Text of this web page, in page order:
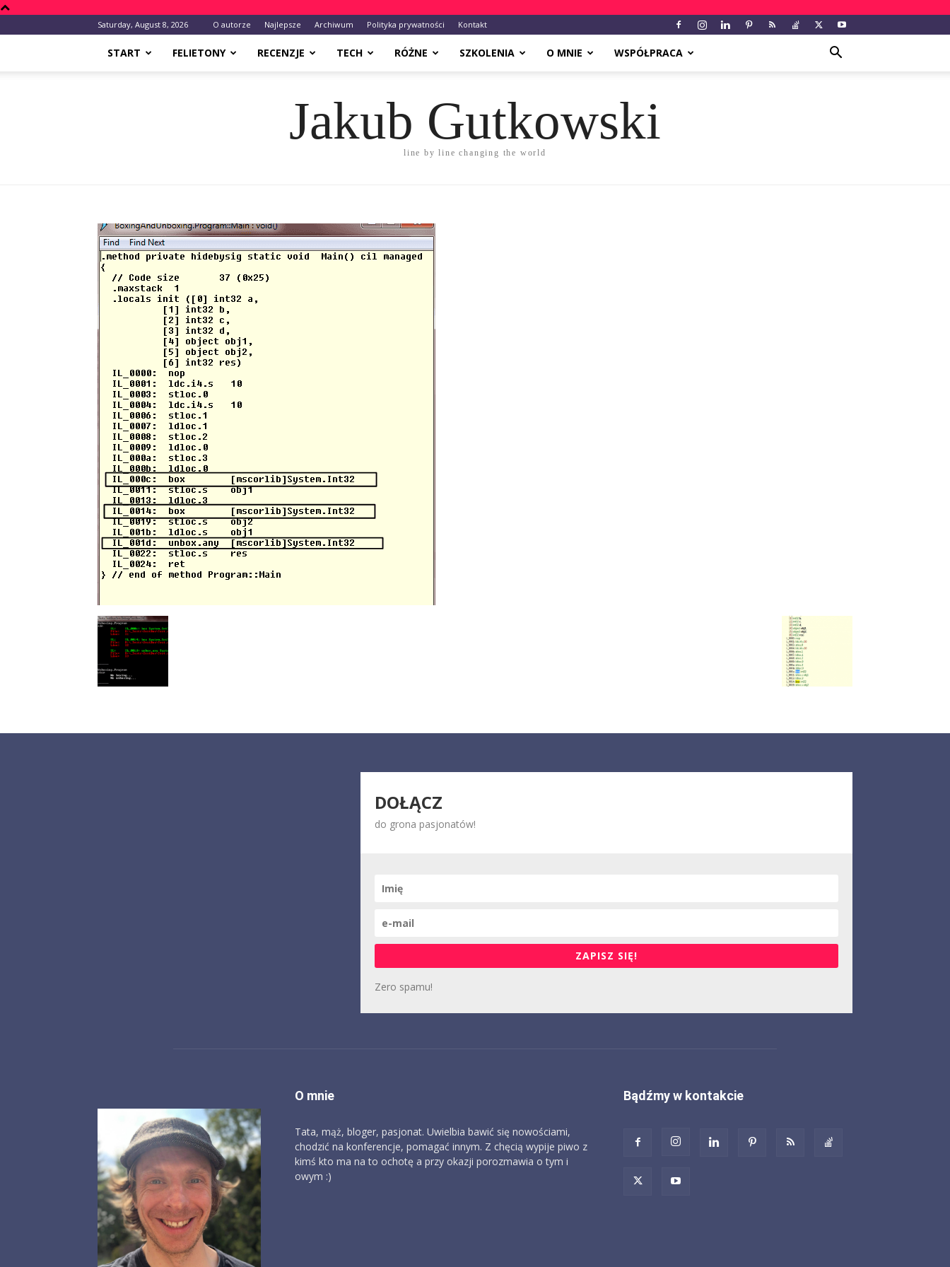
Saturday, August 8, 2026 O autorze Najlepsze Archiwum Polityka prywatności Kontakt
START FELIETONY RECENZJE TECH RÓŻNE SZKOLENIA O MNIE WSPÓŁPRACA
Jakub Gutkowski
line by line changing the world
DOŁĄCZ
do grona pasjonatów!
ZAPISZ SIĘ!
Zero spamu!
O mnie
Tata, mąż, bloger, pasjonat. Uwielbia bawić się nowościami,
chodzić na konferencje, pomagać innym. Z chęcią wypije piwo z
kimś kto ma na to ochotę a przy okazji porozmawia o tym i
owym :)
Bądźmy w kontakcie